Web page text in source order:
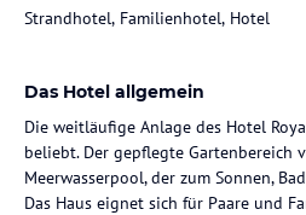
Strandhotel, Familienhotel, Hotel
Das Hotel allgemein
Die weitläufige Anlage des Hotel
beliebt. Der gepflegte Gartenbereich
Meerwasserpool, der zum Sonnen,
Das Haus eignet sich für Paare und